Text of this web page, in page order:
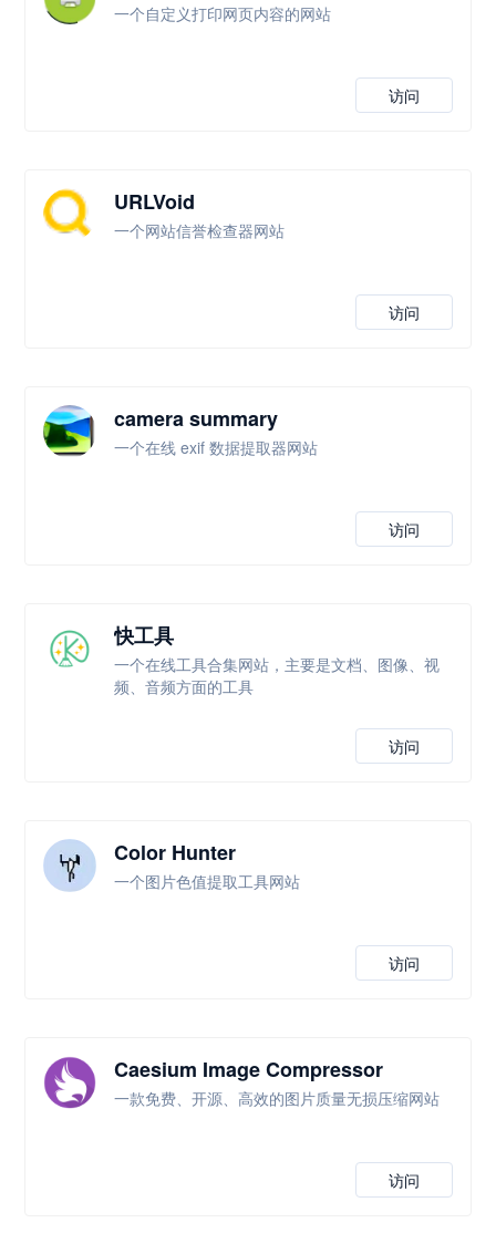
一个自定义打印网页内容的网站
访问
URLVoid
一个网站信誉检查器网站
访问
camera summary
一个在线 exif 数据提取器网站
访问
快工具
一个在线工具合集网站，主要是文档、图像、视
频、音频方面的工具
访问
Color Hunter
一个图片色值提取工具网站
访问
Caesium Image Compressor
一款免费、开源、高效的图片质量无损压缩网站
访问